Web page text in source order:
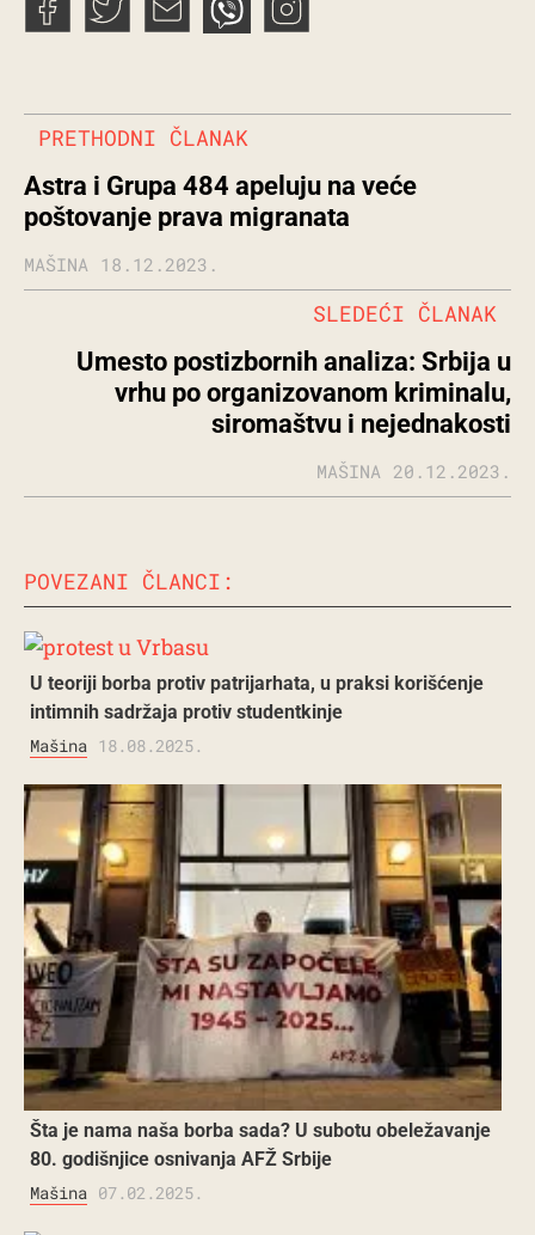
PRETHODNI ČLANAK
Astra i Grupa 484 apeluju na veće
poštovanje prava migranata
MAŠINA 18.12.2023.
Umesto postizbornih analiza: Srbija u
vrhu po organizovanom kriminalu,
siromaštvu i nejednakosti
SLEDEĆI ČLANAK
MAŠINA 20.12.2023.
POVEZANI ČLANCI:
U teoriji borba protiv patrijarhata, u praksi korišćenje
intimnih sadržaja protiv studentkinje
Mašina 18.08.2025.
Šta je nama naša borba sada? U subotu obeležavanje
80. godišnjice osnivanja AFŽ Srbije
Mašina 07.02.2025.